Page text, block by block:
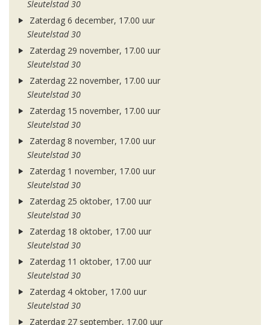
Sleutelstad 30
Zaterdag 6 december, 17.00 uur
Sleutelstad 30
Zaterdag 29 november, 17.00 uur
Sleutelstad 30
Zaterdag 22 november, 17.00 uur
Sleutelstad 30
Zaterdag 15 november, 17.00 uur
Sleutelstad 30
Zaterdag 8 november, 17.00 uur
Sleutelstad 30
Zaterdag 1 november, 17.00 uur
Sleutelstad 30
Zaterdag 25 oktober, 17.00 uur
Sleutelstad 30
Zaterdag 18 oktober, 17.00 uur
Sleutelstad 30
Zaterdag 11 oktober, 17.00 uur
Sleutelstad 30
Zaterdag 4 oktober, 17.00 uur
Sleutelstad 30
Zaterdag 27 september, 17.00 uur